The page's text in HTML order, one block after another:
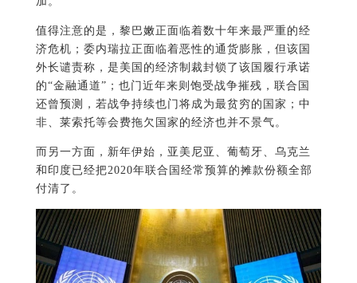
值得注意的是，黎巴嫩正面临着数十年来最严重的经
济危机；委内瑞拉正面临着恶性的通货膨胀，但该国
外长谴责称，是美国的经济制裁封锁了该国履行承诺
的“金融通道”；也门近年来则饱受战争摧残，联合国
还曾预测，若战争持续也门将成为最贫穷的国家；中
非、莱索托等会费拖欠国家的经济也并不景气。
而另一方面，新年伊始，亚美尼亚、葡萄牙、乌克兰
和印度已经把2020年联合国经常预算的摊款份额全部
付清了。